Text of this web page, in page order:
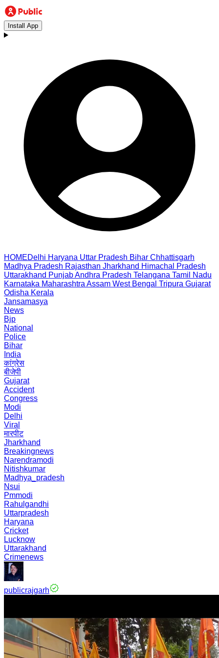
Install App
HOMEDelhi Haryana Uttar Pradesh Bihar Chhattisgarh
Madhya Pradesh Rajasthan Jharkhand Himachal Pradesh
Uttarakhand PunjabAndhra Pradesh Telangana Tamil Nadu
Karnataka Maharashtra Assam West Bengal Tripura Gujarat
Odisha Kerala
Jansamasya
News
Bjp
National
Police
Bihar
India
कांग्रेस
बीजेपी
Gujarat
Accident
Congress
Modi
Delhi
Viral
मारपीट
Jharkhand
Breakingnews
Narendramodi
Nitishkumar
Madhya_pradesh
Nsui
Pmmodi
Rahulgandhi
Uttarpradesh
Haryana
Cricket
Lucknow
Uttarakhand
Crimenews
publicrajgarh